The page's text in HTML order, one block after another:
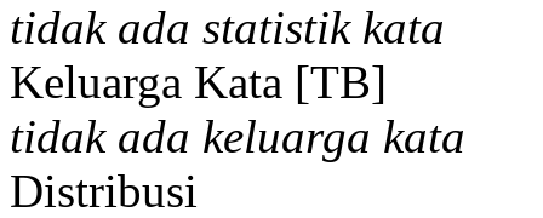
tidak ada statistik kata
Keluarga Kata [TB]
tidak ada keluarga kata
Distribusi